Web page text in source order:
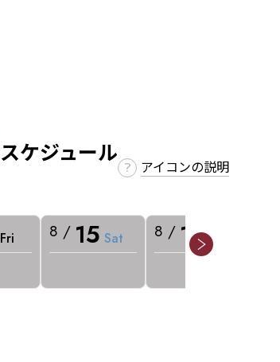
スケジュール
アイコンの説明
Fri 8 / 15 Sat 8 / 16 Sun